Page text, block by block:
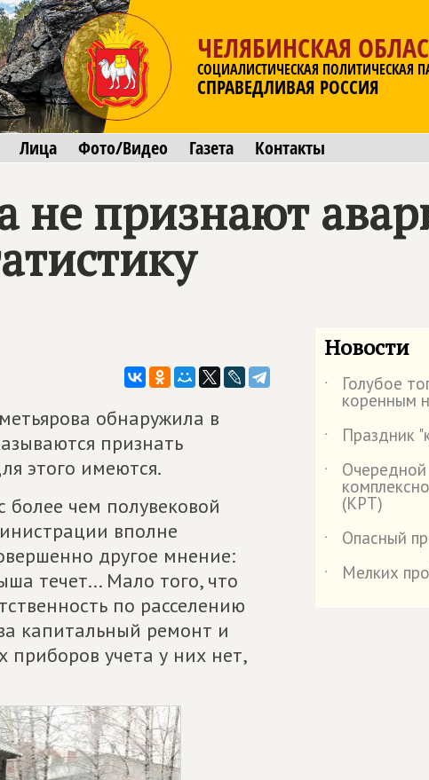
ЧЕЛЯБИНСКАЯ
СОЦИАЛИСТИЧЕСКАЯ ПОЛИТИЧЕСКАЯ
СПРАВЕДЛИВАЯ РОССИЯ
Лица Фото/Видео Газета Контакты
не признают
обнаружила в
признать
этого имеются.
более чем полувековой
вполне
другое мнение:
течет... Мало того, что
по расселению
капитальный ремонт и
учета у них нет,
Новости
˙ Голубое
коренным
˙
Праздник
˙
Очередной
(КРТ)
˙
Опасный
˙
Мелких